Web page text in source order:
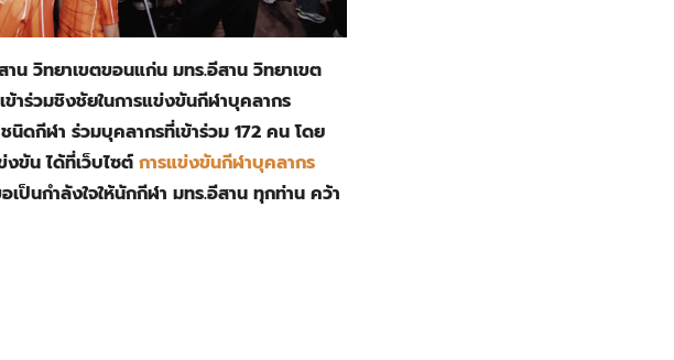
น วิทยาเขตขอนแก่น มทร.อีสาน วิทยาเขต
าร่วมชิงชัยในการแข่งขันกีฬาบุคลากร
นิดกีฬา ร่วมบุคลากรที่เข้าร่วม 172 คน โดย
ขัน ได้ที่เว็บไซต์ การแข่งขันกีฬาบุคลากร
เป็นกำลังใจให้นักกีฬา มทร.อีสาน ทุกท่าน คว้า